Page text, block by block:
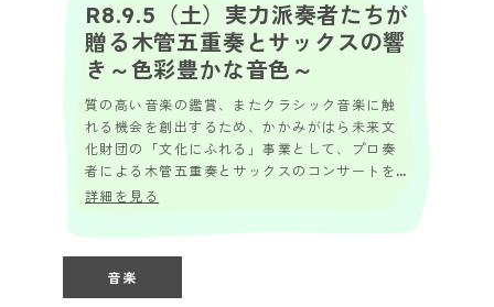
R8.9.5（土）実力派奏者たちが
贈る木管五重奏とサックスの響
き～色彩豊かな音色～
質の高い音楽の鑑賞、またクラシック音楽に触
れる機会を創出するため、かかみがはら未来文
化財団の「文化にふれる」事業として、プロ奏
者による木管五重奏とサックスのコンサートを
開催します。 有名吹奏楽団やオーケストラで活
詳細を見る
音楽